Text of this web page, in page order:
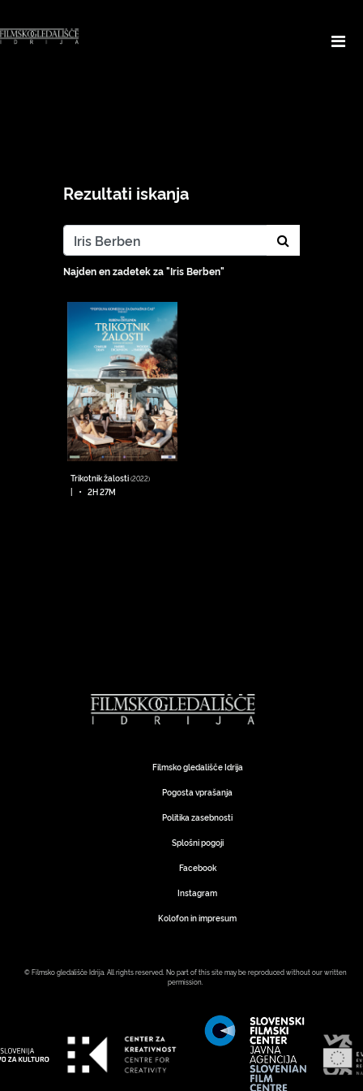
Rezultati iskanja
Najden en zadetek za "Iris Berben"
Trikotnik žalosti(2022)
| • 2H 27M
Filmsko gledališče Idrija
Pogosta vprašanja
Politika zasebnosti
Splošni pogoji
Facebook
Instagram
Kolofon in impresum
© Filmsko gledališče Idrija. All rights reserved. No part of this site may be reproduced without our written
permission.